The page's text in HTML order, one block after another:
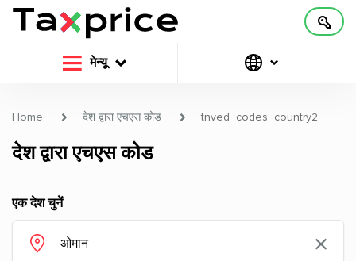
मेन्यू
Home देश द्वारा एचएस कोड tnved_codes_country2
देश द्वारा एचएस कोड
एक देश चुनें